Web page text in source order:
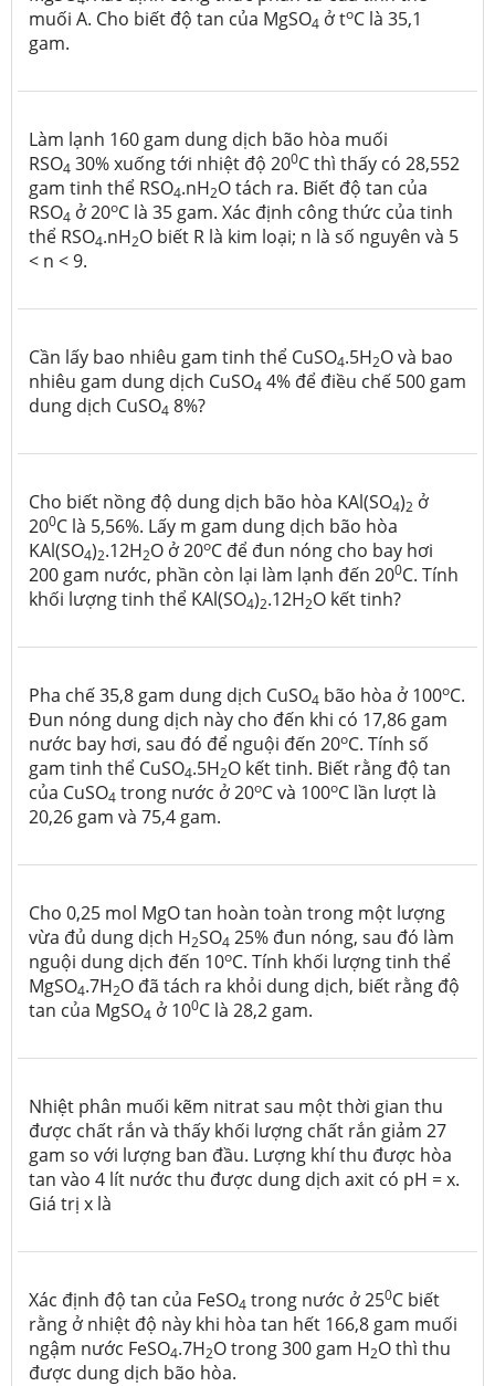
muối A. Cho biết độ tan của MgSO4 ở toC là 35,1
gam.
Làm lạnh 160 gam dung dịch bão hòa muối
RSO4 30% xuống tới nhiệt độ 200C thì thấy có 28,552
gam tinh thể RSO4.nH2O tách ra. Biết độ tan của
RSO4 ở 20oC là 35 gam. Xác định công thức của tinh
thể RSO4.nH2O biết R là kim loại; n là số nguyên và 5
< n < 9.
Cần lấy bao nhiêu gam tinh thể CuSO4.5H2O và bao
nhiêu gam dung dịch CuSO4 4% để điều chế 500 gam
dung dịch CuSO4 8%?
Cho biết nồng độ dung dịch bão hòa KAl(SO4)2 ở
200C là 5,56%. Lấy m gam dung dịch bão hòa
KAl(SO4)2.12H2O ở 20oC để đun nóng cho bay hơi
200 gam nước, phần còn lại làm lạnh đến 200C. Tính
khối lượng tinh thể KAl(SO4)2.12H2O kết tinh?
Pha chế 35,8 gam dung dịch CuSO4 bão hòa ở 100oC.
Đun nóng dung dịch này cho đến khi có 17,86 gam
nước bay hơi, sau đó để nguội đến 20oC. Tính số
gam tinh thể CuSO4.5H2O kết tinh. Biết rằng độ tan
của CuSO4 trong nước ở 20oC và 100oC lần lượt là
20,26 gam và 75,4 gam.
Cho 0,25 mol MgO tan hoàn toàn trong một lượng
vừa đủ dung dịch H2SO4 25% đun nóng, sau đó làm
nguội dung dịch đến 10oC. Tính khối lượng tinh thể
MgSO4.7H2O đã tách ra khỏi dung dịch, biết rằng độ
tan của MgSO4 ở 100C là 28,2 gam.
Nhiệt phân muối kẽm nitrat sau một thời gian thu
được chất rắn và thấy khối lượng chất rắn giảm 27
gam so với lượng ban đầu. Lượng khí thu được hòa
tan vào 4 lít nước thu được dung dịch axit có pH = x.
Giá trị x là
Xác định độ tan của FeSO4 trong nước ở 250C biết
rằng ở nhiệt độ này khi hòa tan hết 166,8 gam muối
ngậm nước FeSO4.7H2O trong 300 gam H2O thì thu
được dung dịch bão hòa.